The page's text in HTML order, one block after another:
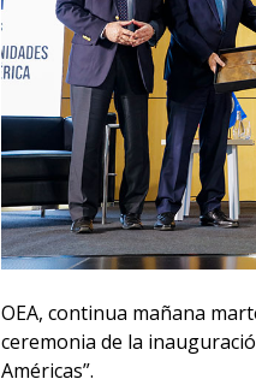
OEA, continua mañana
ceremonia de la
Américas”.